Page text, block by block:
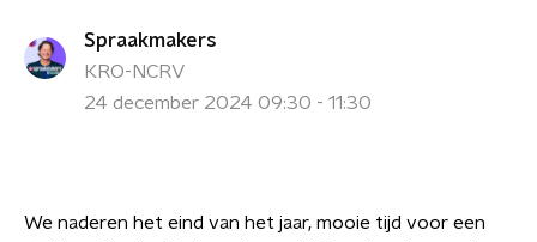
Spraakmakers
KRO-NCRV
24 december 2024 09:30 - 11:30
We naderen het eind van het jaar, mooie tijd voor een